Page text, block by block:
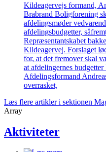
Kildeagervejs formand,
Brabrand Boligforening
afdelingsmøder
afdelingsbudgetter,
Repræsentantskabet
Kildeagervej. Forslaget
for, at det fremover skal
at afdelingernes
Afdelingsformand
overrasket,
Læs flere artikler i sektionen
Array
Aktiviteter